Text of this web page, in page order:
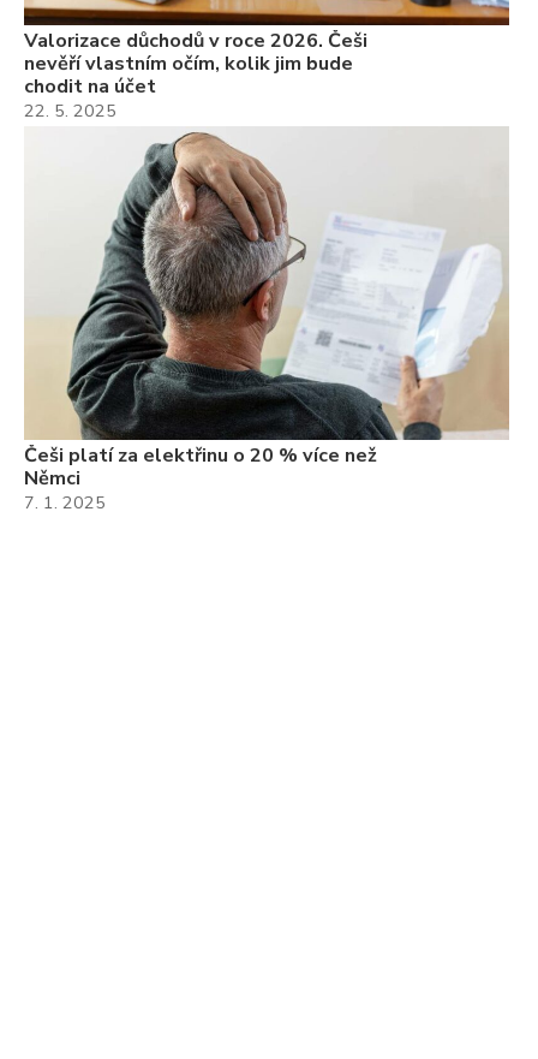
Valorizace důchodů v roce 2026. Češi
nevěří vlastním očím, kolik jim bude
chodit na účet
22. 5. 2025
Češi platí za elektřinu o 20 % více než
Němci
7. 1. 2025